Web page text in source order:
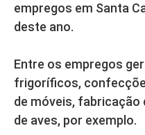
empregos em Santa
deste ano.
Entre os empregos
frigoríficos,
de móveis, fabricação
de aves, por exemplo.